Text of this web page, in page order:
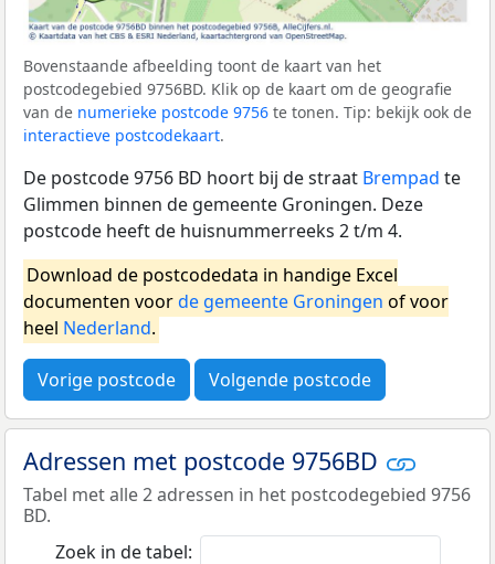
Bovenstaande afbeelding toont de kaart van het
postcodegebied 9756BD. Klik op de kaart om de geografie
van de numerieke postcode 9756 te tonen. Tip: bekijk ook de
interactieve postcodekaart.
De postcode 9756 BD hoort bij de straat Brempad te
Glimmen binnen de gemeente Groningen. Deze
postcode heeft de huisnummerreeks 2 t/m 4.
Download de postcodedata in handige Excel
documenten voorde gemeente Groningen of voor
heel Nederland.
Vorige postcode Volgende postcode
Adressen met postcode 9756BD
Tabel met alle 2 adressen in het postcodegebied 9756
BD.
Zoek in de tabel: